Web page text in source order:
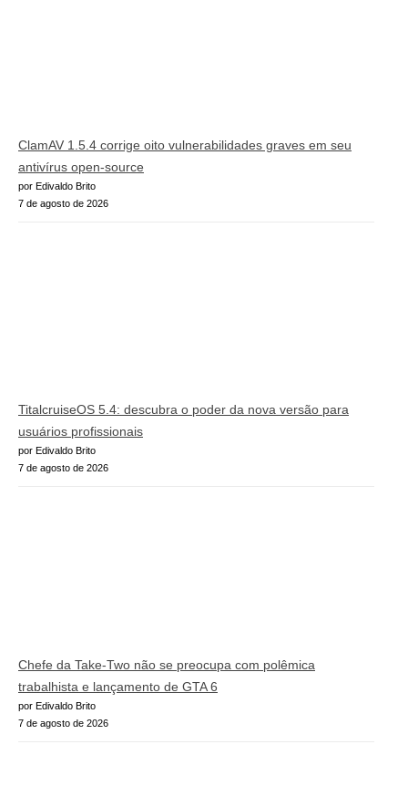
ClamAV 1.5.4 corrige oito vulnerabilidades graves em seu
antivírus open-source
por Edivaldo Brito
7 de agosto de 2026
TitalcruiseOS 5.4: descubra o poder da nova versão para
usuários profissionais
por Edivaldo Brito
7 de agosto de 2026
Chefe da Take-Two não se preocupa com polêmica
trabalhista e lançamento de GTA 6
por Edivaldo Brito
7 de agosto de 2026